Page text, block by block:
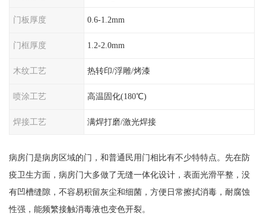
门板厚度 0.6-1.2mm
门框厚度 1.2-2.0mm
木纹工艺 热转印/浮雕/烤漆
喷涂工艺 高温固化(180℃)
焊接工艺 满焊打磨/激光焊接
病房门是病房区域的门，和普通民用门相比有不少特特点。先在防
疫卫生方面，病房门大多做了无缝一体化设计，表面光滑平整，没
有凹槽缝隙，不容易积留灰尘和细菌，方便日常擦拭消毒，耐腐蚀
性强，能频繁接触消毒液也变色开裂。